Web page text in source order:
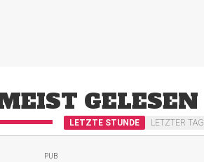
GELESEN
LETZTE STUNDE LETZTER TAG